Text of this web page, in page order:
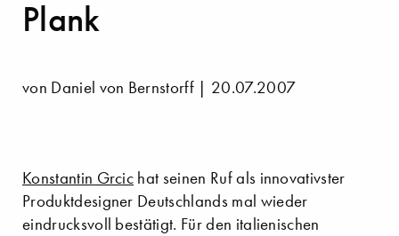
Plank
von Daniel von Bernstorff | 20.07.2007
Konstantin Grcic hat seinen Ruf als innovativster
Produktdesigner Deutschlands mal wieder
eindrucksvoll bestätigt. Für den italienischen